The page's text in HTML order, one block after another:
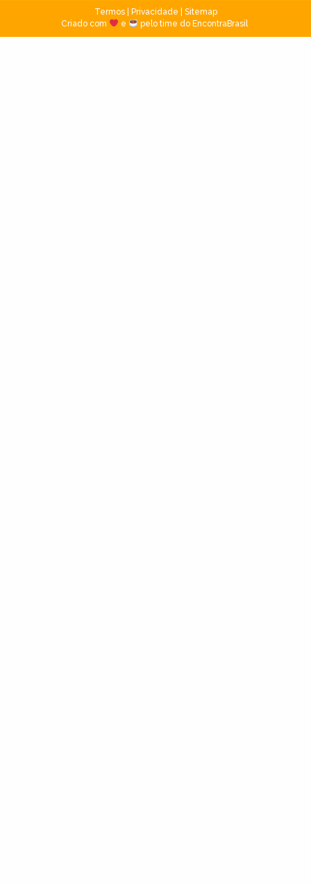
Termos| Privacidade
Sitemap
Criado com
e pelo time do EncontraBrasil